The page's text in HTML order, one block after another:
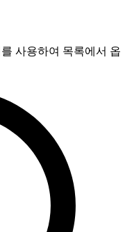
사용하여 목록에서 옵